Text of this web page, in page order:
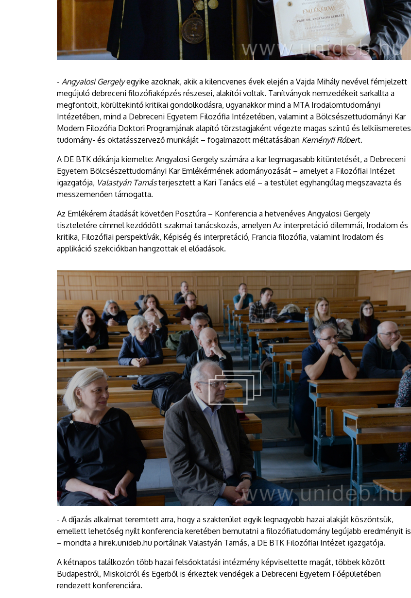
- Angyalosi Gergelyegyike azoknak, akik a kilencvenes évek elején a Vajda Mihály nevével fémjelzett
megújuló debreceni filozófiaképzés részesei, alakítói voltak. Tanítványok nemzedékeit sarkallta a
megfontolt, körültekintő kritikai gondolkodásra, ugyanakkor mind a MTA Irodalomtudományi
Intézetében, mind a Debreceni Egyetem Filozófia Intézetében, valamint a Bölcsészettudományi Kar
Modern Filozófia Doktori Programjának alapító törzstagjaként végezte magas szintű és lelkiismeretes
tudomány- és oktatásszervező munkáját – fogalmazott méltatásában Keményfi Róbert.
A DE BTK dékánja kiemelte: Angyalosi Gergely számára a kar legmagasabb kitüntetését, a Debreceni
Egyetem Bölcsészettudományi Kar Emlékérmének adományozását – amelyet a Filozófiai Intézet
igazgatója, Valastyán Tamásterjesztett a Kari Tanács elé – a testület egyhangúlag megszavazta és
messzemenően támogatta.
Az Emlékérem átadását követően Posztúra – Konferencia a hetvenéves Angyalosi Gergely
tiszteletére címmel kezdődött szakmai tanácskozás, amelyen Az interpretáció dilemmái, Irodalom és
kritika, Filozófiai perspektívák, Képiség és interpretáció, Francia filozófia, valamint Irodalom és
applikáció szekciókban hangzottak el előadások.
- A díjazás alkalmat teremtett arra, hogy a szakterület egyik legnagyobb hazai alakját köszöntsük,
emellett lehetőség nyílt konferencia keretében bemutatni a filozófiatudomány legújabb eredményit is
– mondta a hirek.unideb.hu portálnak Valastyán Tamás, a DE BTK Filozófiai Intézet igazgatója.
A kétnapos találkozón több hazai felsőoktatási intézmény képviseltette magát, többek között
Budapestről, Miskolcról és Egerből is érkeztek vendégek a Debreceni Egyetem Főépületében
rendezett konferenciára.